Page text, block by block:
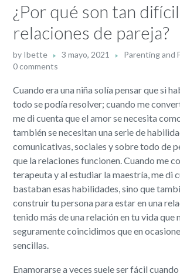
¿Por qué son tan
relaciones de pareja?
by Ibette 3 mayo, 2021
Parenting and
0 comments
Cuando era una niña solía pensar que si
todo se podía resolver; cuando me
me di cuenta que el amor se necesita
también se necesitan una serie de
comunicativas, sociales y sobre todo de
que la relaciones funcionen. Cuando me
terapeuta y al estudiar la maestría, me di
bastaban esas habilidades, sino que
construir tu persona para estar en una
tenido más de una relación en tu vida que
seguramente coincidimos que en
sencillas.
Enamorarse a veces suele ser fácil